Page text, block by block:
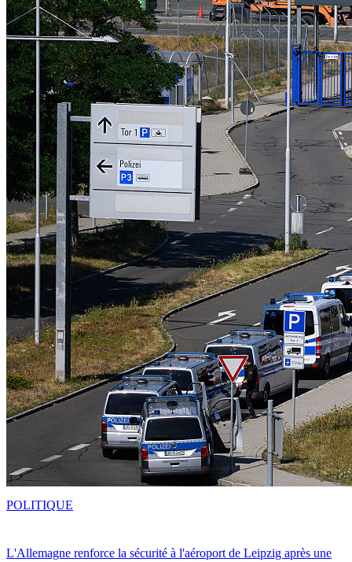
L'Allemagne renforce la sécurité à l'aéroport de Leipzig après une
POLITIQUE